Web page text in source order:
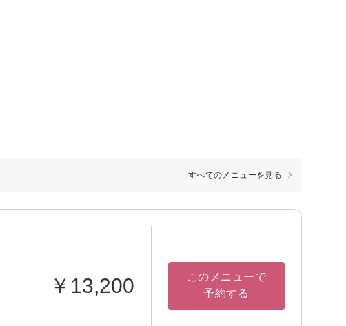
すべてのメニューを見る
￥13,200
このメニューで
予約する